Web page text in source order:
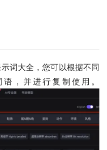
词大全，您可以根据不同
，并进行复制使用。